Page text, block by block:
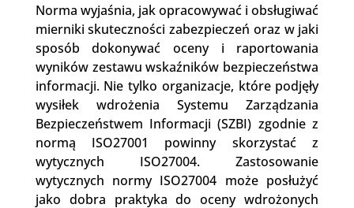
Norma wyjaśnia, jak opracowywać i obsługiwać
mierniki skuteczności zabezpieczeń oraz w jaki
sposób dokonywać oceny i raportowania
wyników zestawu wskaźników bezpieczeństwa
informacji. Nie tylko organizacje, które podjęły
wysiłek wdrożenia Systemu Zarządzania
Bezpieczeństwem Informacji (SZBI) zgodnie z
normą ISO27001 powinny skorzystać z
wytycznych ISO27004. Zastosowanie
wytycznych normy ISO27004 może posłużyć
jako dobra praktyka do oceny wdrożonych